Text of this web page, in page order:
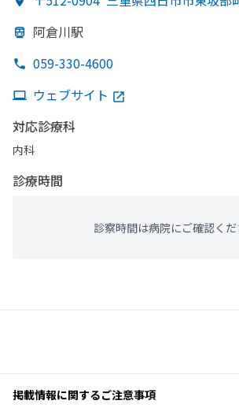
阿倉川駅
059-330-4600
ウェブサイト
対応診療科
内科
診療時間
診察時間は病院にご確認くだ
掲載情報に関するご注意事項